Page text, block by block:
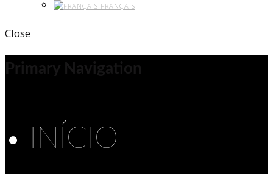
FRANÇAIS
Close
INÍCIO